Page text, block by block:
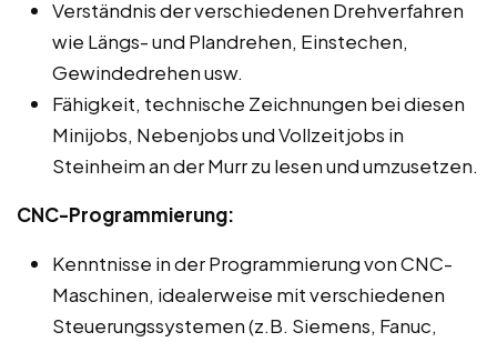
Verständnis der verschiedenen Drehverfahren
wie Längs- und Plandrehen, Einstechen,
Gewindedrehen usw.
Fähigkeit, technische Zeichnungen bei diesen
Minijobs, Nebenjobs und Vollzeitjobs in
Steinheim an der Murr zu lesen und umzusetzen.
CNC-Programmierung:
Kenntnisse in der Programmierung von CNC-
Maschinen, idealerweise mit verschiedenen
Steuerungssystemen (z.B. Siemens, Fanuc,